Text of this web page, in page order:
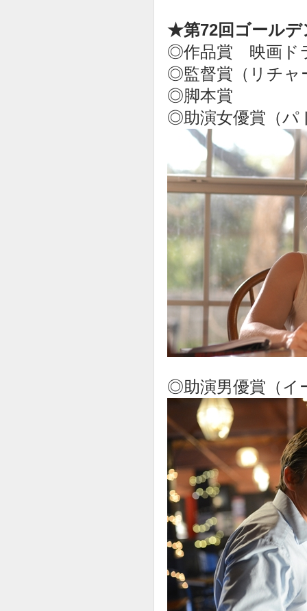
★第72回ゴール
◎作品賞 映画ド
◎監督賞（リチャ
◎脚本賞
◎助演女優賞（パ
◎助演男優賞（イ